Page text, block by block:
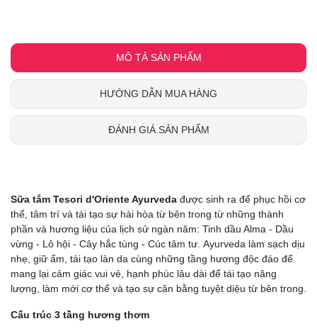
MÔ TẢ SẢN PHẨM
HƯỚNG DẪN MUA HÀNG
ĐÁNH GIÁ SẢN PHẨM
Sữa tắm Tesori d'Oriente Ayurveda được sinh ra để phục hồi cơ
thể, tâm trí và tái tạo sự hài hòa từ bên trong từ những thành
phần và hương liệu của lịch sử ngàn năm: Tinh dầu Alma - Dầu
vừng - Lô hội - Cây hắc tùng - Cúc tâm tư. Ayurveda làm sạch dịu
nhẹ, giữ ẩm, tái tạo làn da cùng những tầng hương độc đáo để
mang lại cảm giác vui vẻ, hạnh phúc lâu dài để tái tạo năng
lượng, làm mới cơ thể và tạo sự cân bằng tuyệt diệu từ bên trong.
Cấu trúc 3 tầng hương thơm